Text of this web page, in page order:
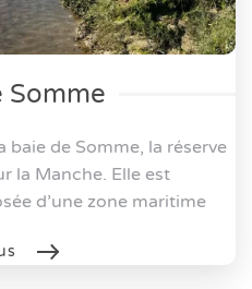
Somme
de Somme, la réserve
la Manche. Elle est
d’une zone maritime